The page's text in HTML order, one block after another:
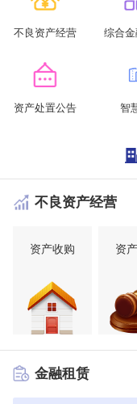
不良资产经营 综合
资产处置公告 智
不良资产经营
资产收购 资
金融租赁